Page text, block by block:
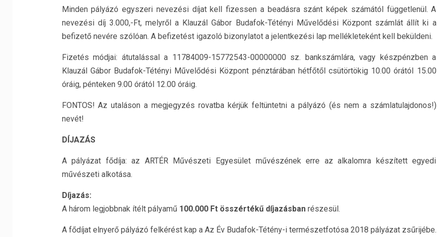
Minden pályázó egyszeri nevezési díjat kell fizessen a beadásra szánt képek számától függetlenül. A
nevezési díj 3.000,-Ft, melyről a Klauzál Gábor Budafok-Tétényi Művelődési Központ számlát állít ki a
befizető nevére szólóan. A befizetést igazoló bizonylatot a jelentkezési lap mellékleteként kell beküldeni.
Fizetés módjai: átutalással a 11784009-15772543-00000000 sz. bankszámlára, vagy készpénzben a
Klauzál Gábor Budafok-Tétényi Művelődési Központ pénztárában hétfőtől csütörtökig 10.00 órától 15.00
óráig, pénteken 9.00 órától 12.00 óráig.
FONTOS! Az utaláson a megjegyzés rovatba kérjük feltüntetni a pályázó (és nem a számlatulajdonos!)
nevét!
DÍJAZÁS
A pályázat fődíja: az ARTÉR Művészeti Egyesület művészének erre az alkalomra készített egyedi
művészeti alkotása.
Díjazás:
A három legjobbnak ítélt pályamű 100.000 Ft összértékű díjazásbanrészesül.
A fődíjat elnyerő pályázó felkérést kap a Az Év Budafok-Tétény-i természetfotósa 2018 pályázat zsűrijébe.